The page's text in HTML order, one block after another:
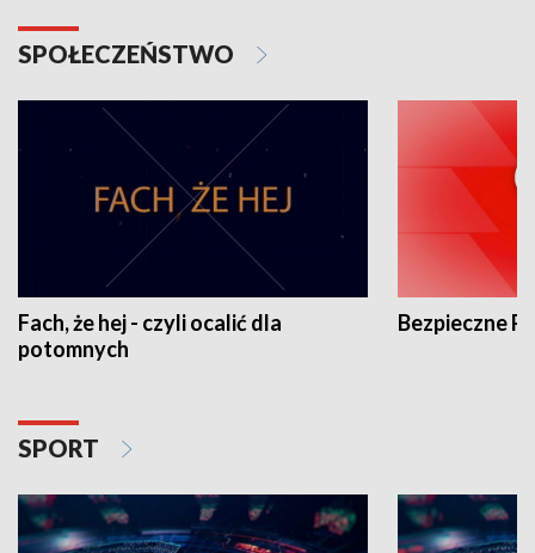
SPOŁECZEŃSTWO
Fach, że hej - czyli ocalić dla
potomnych
Bezpieczne
SPORT